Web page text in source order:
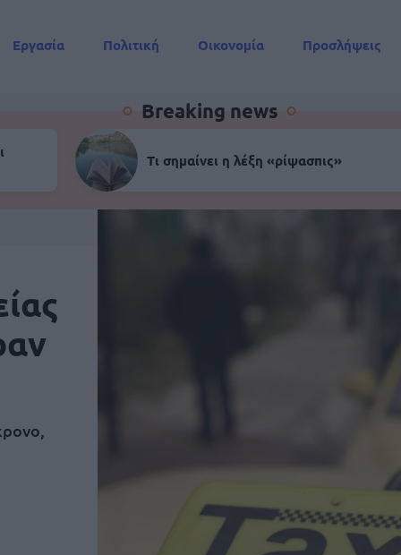
Εργασία Πολιτική Οικονομία
Προσλήψεις
Breaking news
Τι σημαίνει η λέξη «ρίψασπις»